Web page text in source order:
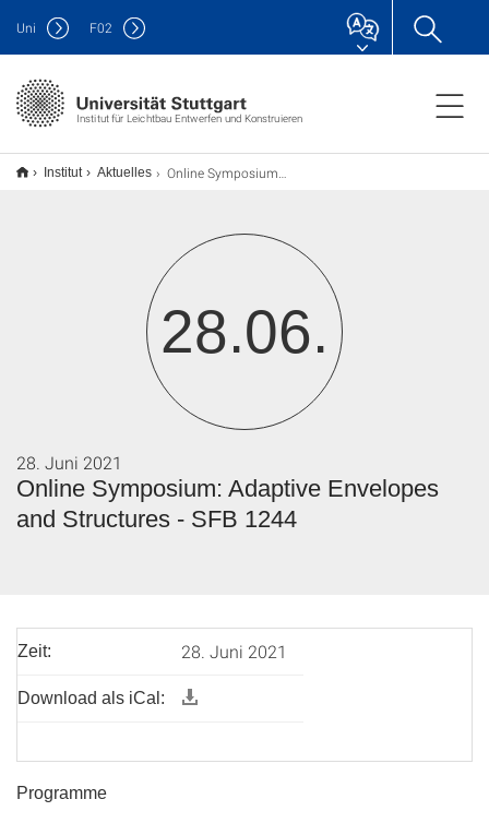
Institut für Leichtbau Entwerfen und Konstruieren
Uni F02
Institut Aktuelles Online Symposium: Adaptive Envelopes and Structures - SFB 1244
28.06.
Online Symposium: Adaptive Envelopes
and Structures - SFB 1244
28. Juni 2021
Zeit: 28. Juni 2021
Download als iCal:
Programme